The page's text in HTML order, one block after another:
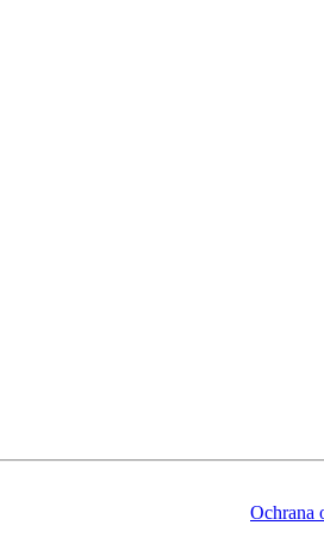
Ochrana